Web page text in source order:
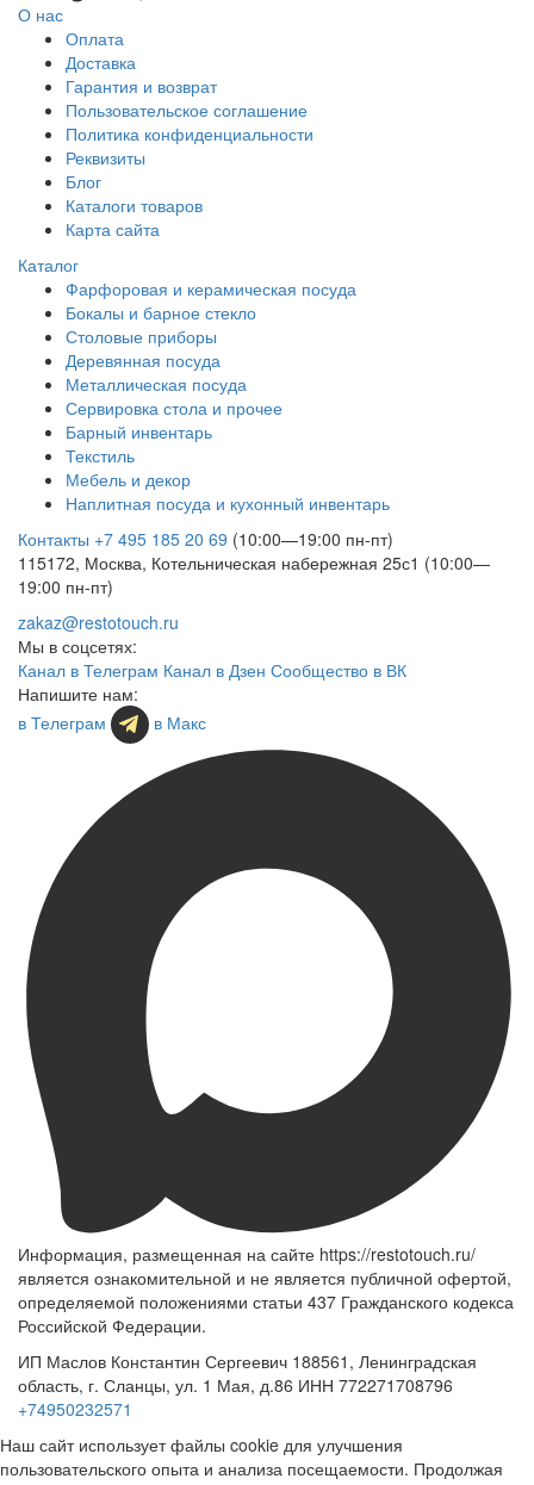
О нас
Оплата
Доставка
Гарантия и возврат
Пользовательское соглашение
Политика конфиденциальности
Реквизиты
Блог
Каталоги товаров
Карта сайта
Каталог
Фарфоровая и керамическая посуда
Бокалы и барное стекло
Столовые приборы
Деревянная посуда
Металлическая посуда
Сервировка стола и прочее
Барный инвентарь
Текстиль
Мебель и декор
Наплитная посуда и кухонный инвентарь
Контакты +7 495 185 20 69 (10:00—19:00 пн-пт)
115172, Москва, Котельническая набережная 25с1 (10:00—
19:00 пн-пт)
zakaz@restotouch.ru
Мы в соцсетях:
Канал в Телеграм Канал в Дзен Сообщество в ВК
Напишите нам:
в Телеграм
в Макс
Информация, размещенная на сайте https://restotouch.ru/
является ознакомительной и не является публичной офертой,
определяемой положениями статьи 437 Гражданского кодекса
Российской Федерации.
ИП Маслов Константин Сергеевич 188561, Ленинградская
область, г. Сланцы, ул. 1 Мая, д.86 ИНН 772271708796
+74950232571
Наш сайт использует файлы cookie для улучшения
пользовательского опыта и анализа посещаемости. Продолжая